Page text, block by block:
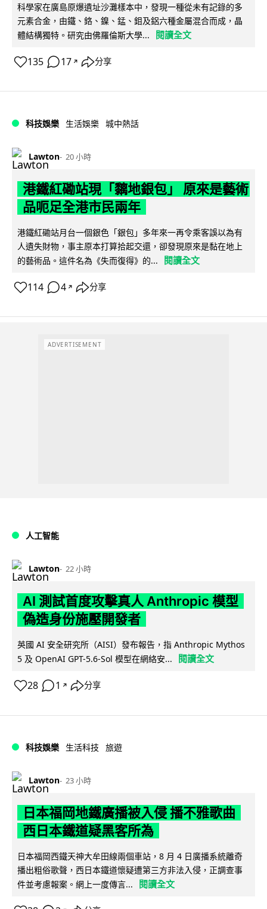
科學家在廣島原爆遺址沙灘樣本中，發現一種從未有記錄的多
元素合金，由鐵、鉻、鎳、錳、鉬及鋁六種金屬混合而成，晶
體結構獨特。研究由佛羅倫斯大學...
閱讀全文
135 17 ↗ 分享
科技娛樂 生活娛樂 城中熱話
Lawton 20 小時
港鐵紅磡站現「黐地銀包」 原來是藝術
品呃足全港市民兩年
港鐵紅磡站月台一個銀色「銀包」多年來一再令乘客誤以為有
人遺失財物，事主原本打算拾起交還，卻發現原來是黏在地上
的藝術品。這件名為《失而復得》的...
閱讀全文
114 4 ↗ 分享
ADVERTISEMENT
人工智能
Lawton 22 小時
AI 測試首度攻擊真人 Anthropic 模型
偽造身份施壓開發者
英國 AI 安全研究所（AISI）發布報告，指 Anthropic Mythos
5 及 OpenAI GPT-5.6-Sol 模型在網絡安...
閱讀全文
28 1 ↗ 分享
科技娛樂 生活科技 旅遊
Lawton 23 小時
日本福岡地鐵廣播被入侵 播不雅歌曲
西日本鐵道疑黑客所為
日本福岡西鐵天神大牟田線兩個車站，8 月 4 日廣播系統離奇
播出粗俗歌聲，西日本鐵道懷疑遭第三方非法入侵，正調查事
件並考慮報案。網上一度傳言...
閱讀全文